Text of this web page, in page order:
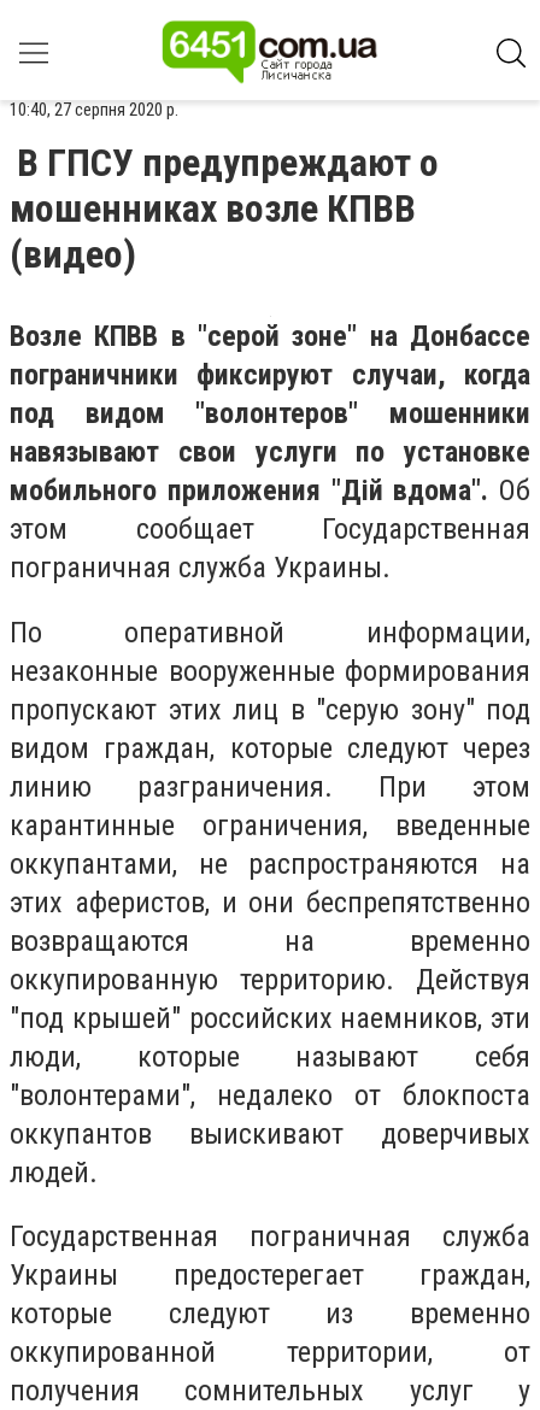
10:40, 27 серпня 2020 р.
В ГПСУ предупреждают о
мошенниках возле КПВВ
(видео)
Возле КПВВ в "серой зоне" на Донбассе
пограничники фиксируют случаи, когда
под видом "волонтеров" мошенники
навязывают свои услуги по установке
мобильного приложения "Дій вдома". Об
этом сообщает Государственная
пограничная служба Украины.
По оперативной информации,
незаконные вооруженные формирования
пропускают этих лиц в "серую зону" под
видом граждан, которые следуют через
линию разграничения. При этом
карантинные ограничения, введенные
оккупантами, не распространяются на
этих аферистов, и они беспрепятственно
возвращаются на временно
оккупированную территорию. Действуя
"под крышей" российских наемников, эти
люди, которые называют себя
"волонтерами", недалеко от блокпоста
оккупантов выискивают доверчивых
людей.
Государственная пограничная служба
Украины предостерегает граждан,
которые следуют из временно
оккупированной территории, от
получения сомнительных услуг у